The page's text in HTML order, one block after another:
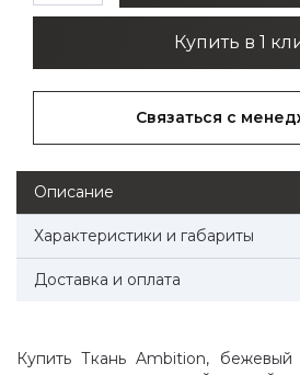
Купить в 1
Связаться с
Описание
Характеристики и габариты
Доставка и оплата
Купить Ткань Ambition,